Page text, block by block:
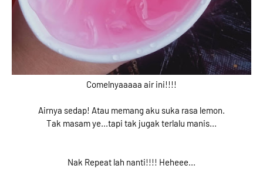
Comelnyaaaaa air ini!!!!
Airnya sedap! Atau memang aku suka rasa lemon.
Tak masam ye...tapi tak jugak terlalu manis...
Nak Repeat lah nanti!!!! Heheee...